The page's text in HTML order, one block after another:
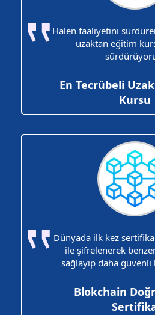
Halen faaliyetini
uzaktan eğitim
En Tecrübeli
Kursu
Dünyada ilk kez
ile şifrelenerek
sağlayıp daha
Blokchain